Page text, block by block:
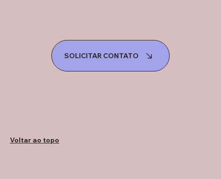
SOLICITAR CONTATO
Voltar ao topo